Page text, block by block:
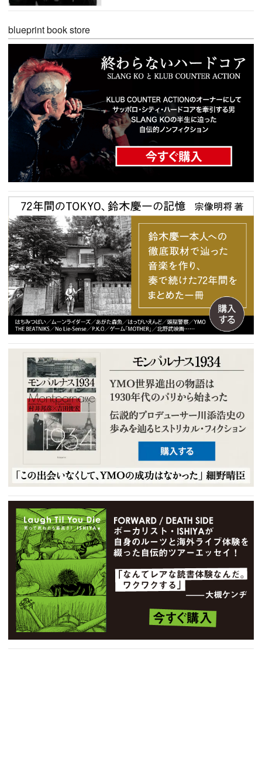
blueprint book store